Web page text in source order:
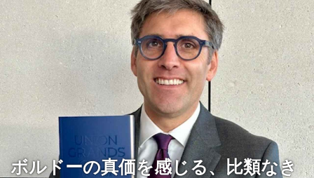
ボルドーの真価を感じる、比類なき